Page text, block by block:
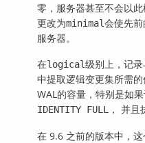
零，服务器甚至不会以
更改为minimal会使先
服务器。
在logical级别上，记
中提取逻辑变更集所需
WAL的容量，特别是如
IDENTITY FULL
， 并
在 9.6 之前的版本中，